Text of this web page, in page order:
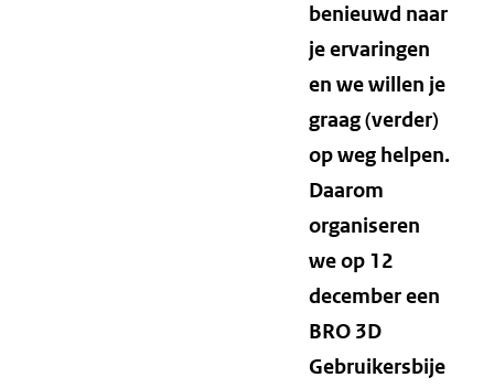
benieuwd naar
je ervaringen
en we willen je
graag (verder)
op weg helpen.
Daarom
organiseren
we op 12
december een
BRO 3D
Gebruikersbije